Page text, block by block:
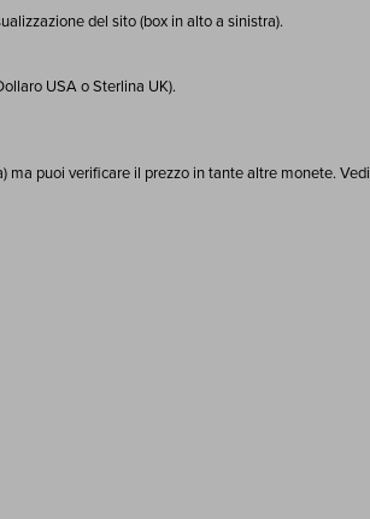
del sito (box in alto a sinistra).
USA o Sterlina UK).
ma puoi verificare il prezzo in tante altre monete. Vedi